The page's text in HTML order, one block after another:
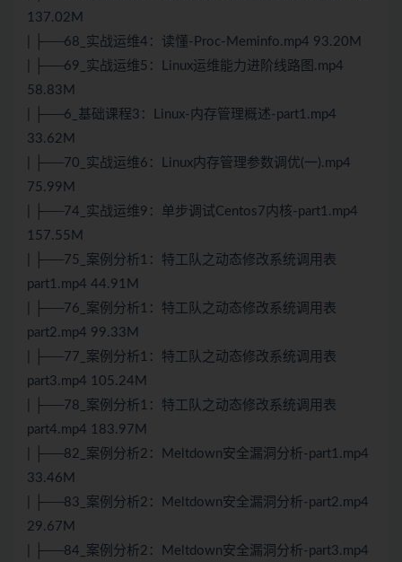
137.02M
| ├──68_实战运维4：读懂-Proc-Meminfo.mp4 93.20M
| ├──69_实战运维5：Linux运维能力进阶线路图.mp4
58.83M
| ├──6_基础课程3：Linux-内存管理概述-part1.mp4
33.62M
| ├──70_实战运维6：Linux内存管理参数调优(一).mp4
75.99M
| ├──74_实战运维9：单步调试Centos7内核-part1.mp4
157.55M
| ├──75_案例分析1：特工队之动态修改系统调用表
part1.mp4 44.91M
| ├──76_案例分析1：特工队之动态修改系统调用表
part2.mp4 99.33M
| ├──77_案例分析1：特工队之动态修改系统调用表
part3.mp4 105.24M
| ├──78_案例分析1：特工队之动态修改系统调用表
part4.mp4 183.97M
| ├──82_案例分析2：Meltdown安全漏洞分析-part1.mp4
33.46M
| ├──83_案例分析2：Meltdown安全漏洞分析-part2.mp4
29.67M
| ├──84_案例分析2：Meltdown安全漏洞分析-part3.mp4